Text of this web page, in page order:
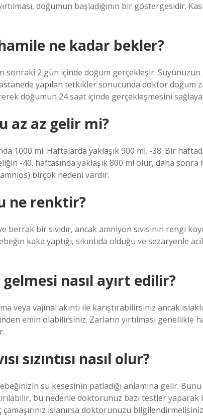
doğumun başladığının bir göstergesidir.
ne kadar bekler?
sonraki 2 gün içinde doğum gerçekleşir.
yapılan tetkikler sonucunda doktor doğum
doğumun 24 saat içinde gerçekleşmesini
az az gelir mi?
1000 ml. Haftalarda yaklaşık 900 ml. -38. Bir
-40. haftasında yaklaşık 800 ml olur, daha sonra
birçok nedeni vardır.
ne renktir?
berrak bir sıvıdır, ancak amniyon sıvısının rengi
kaka yaptığı, sıkıntıda olduğu ve sezaryenle
gelmesi nasıl ayırt edilir?
veya vajinal akıntı ile karıştırabilirsiniz ancak
emin olabilirsiniz. Zarların yırtılması genellikle
sızıntısı nasıl olur?
su kesesinin patladığı anlamına gelir.
bu nedenle doktorunuz bazı testler
ıslanırsa doktorunuzu